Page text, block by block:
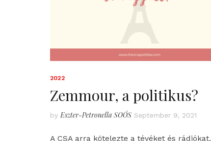
2022
Zemmour, a politikus?
by Eszter-Petronella SOÓS September 9, 2021
A CSA arra kötelezte a tévéket és rádiókat,